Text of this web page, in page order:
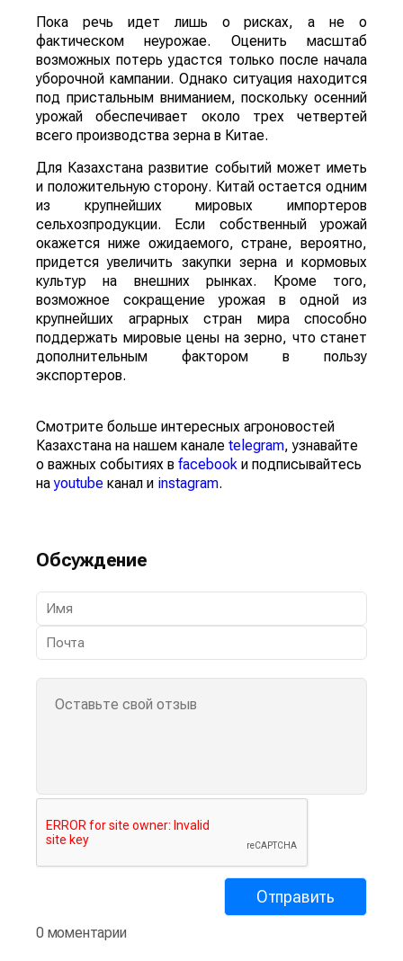
Пока речь идет лишь о рисках, а не о
фактическом неурожае. Оценить масштаб
возможных потерь удастся только после начала
уборочной кампании. Однако ситуация находится
под пристальным вниманием, поскольку осенний
урожай обеспечивает около трех четвертей
всего производства зерна в Китае.
Для Казахстана развитие событий может иметь
и положительную сторону. Китай остается одним
из крупнейших мировых импортеров
сельхозпродукции. Если собственный урожай
окажется ниже ожидаемого, стране, вероятно,
придется увеличить закупки зерна и кормовых
культур на внешних рынках. Кроме того,
возможное сокращение урожая в одной из
крупнейших аграрных стран мира способно
поддержать мировые цены на зерно, что станет
дополнительным фактором в пользу
экспортеров.
Смотрите больше интересных агроновостей
Казахстана на нашем канале telegram, узнавайте
о важных событиях в facebook и подписывайтесь
наyoutube канал и instagram.
Обсуждение
0 моментарии